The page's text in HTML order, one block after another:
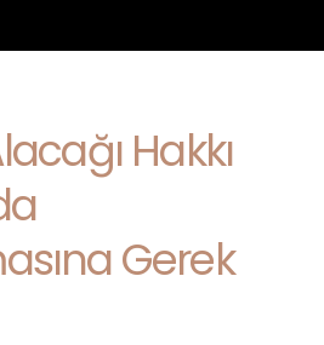
Hakkı
Gerek